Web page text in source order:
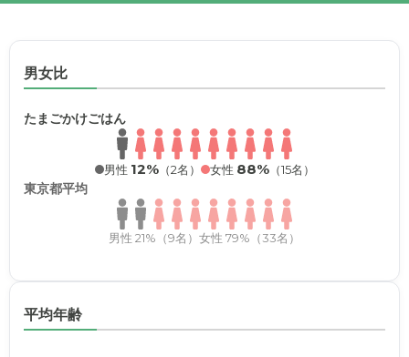
男女比
たまごかけごはん
男性 12%（2名） 女性 88%（15名）
東京都平均
男性 21%（9名） 女性 79%（33名）
平均年齢